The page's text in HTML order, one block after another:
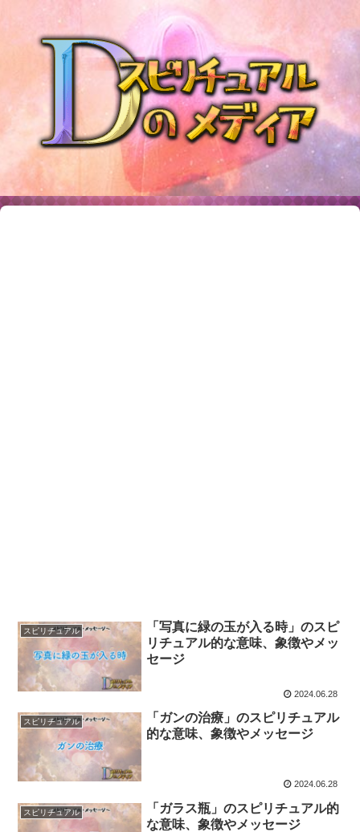
スピリチュアル
「写真に緑の玉が入る時」のスピ
リチュアル的な意味、象徴やメッ
セージ
2024.06.28
スピリチュアル
「ガンの治療」のスピリチュアル
的な意味、象徴やメッセージ
2024.06.28
スピリチュアル
「ガラス瓶」のスピリチュアル的
な意味、象徴やメッセージ